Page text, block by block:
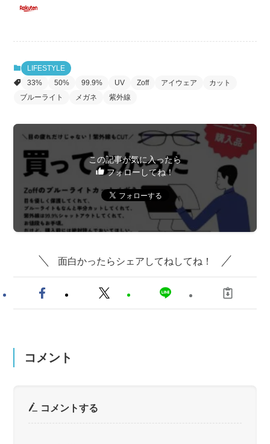
LIFESTYLE
33%
50% 99.9% UV Zoff アイウェア
カット
ブルーライト
メガネ 紫外線
この記事が気に入ったら
フォローしてね！
面白かったらシェアしてねしてね！
コメント
コメントする